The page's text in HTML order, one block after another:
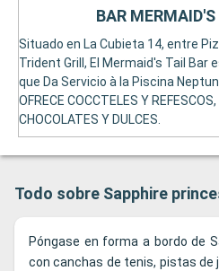
Situado en La Cubieta 14, entre
Trident Grill, El Mermaid's Tail Bar
que Da Servicio à la Piscina
OFRECE COCCTELES Y
CHOCOLATES Y DULCES.
BAR
Todo sobre Sapphire
Póngase en forma a bordo de
con canchas de tenis, pistas de